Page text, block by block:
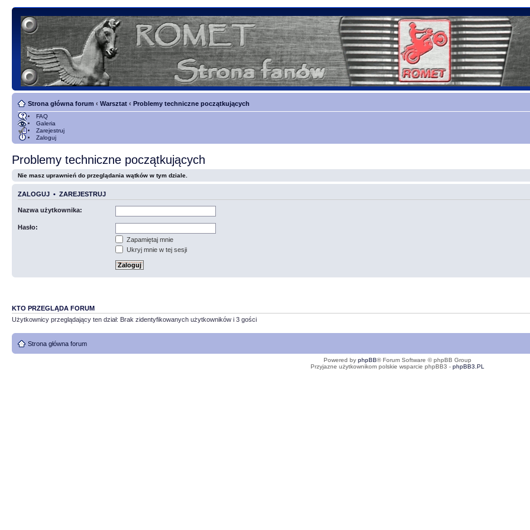
Strona główna forum ‹ Warsztat ‹ Problemy techniczne początkujących
FAQ
Galeria
Zarejestruj
Zaloguj
Problemy techniczne początkujących
Nie masz uprawnień do przeglądania wątków w tym dziale.
ZALOGUJ • ZAREJESTRUJ
Nazwa użytkownika:
Hasło:
Zapamiętaj mnie
Ukryj mnie w tej sesji
KTO PRZEGLĄDA FORUM
Użytkownicy przeglądający ten dział: Brak zidentyfikowanych użytkowników i 3 gości
Strona główna forum
Powered by phpBB® Forum Software © phpBB Group
Przyjazne użytkownikom polskie wsparcie phpBB3 - phpBB3.PL